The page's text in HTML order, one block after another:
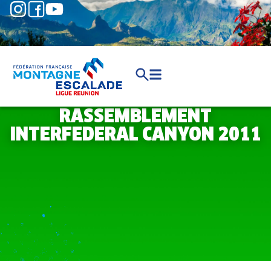
RASSEMBLEMENT
INTERFEDERAL CANYON 2011